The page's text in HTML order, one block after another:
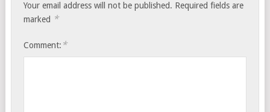
Your email address will not be published. Required fields are
marked *
Comment: *